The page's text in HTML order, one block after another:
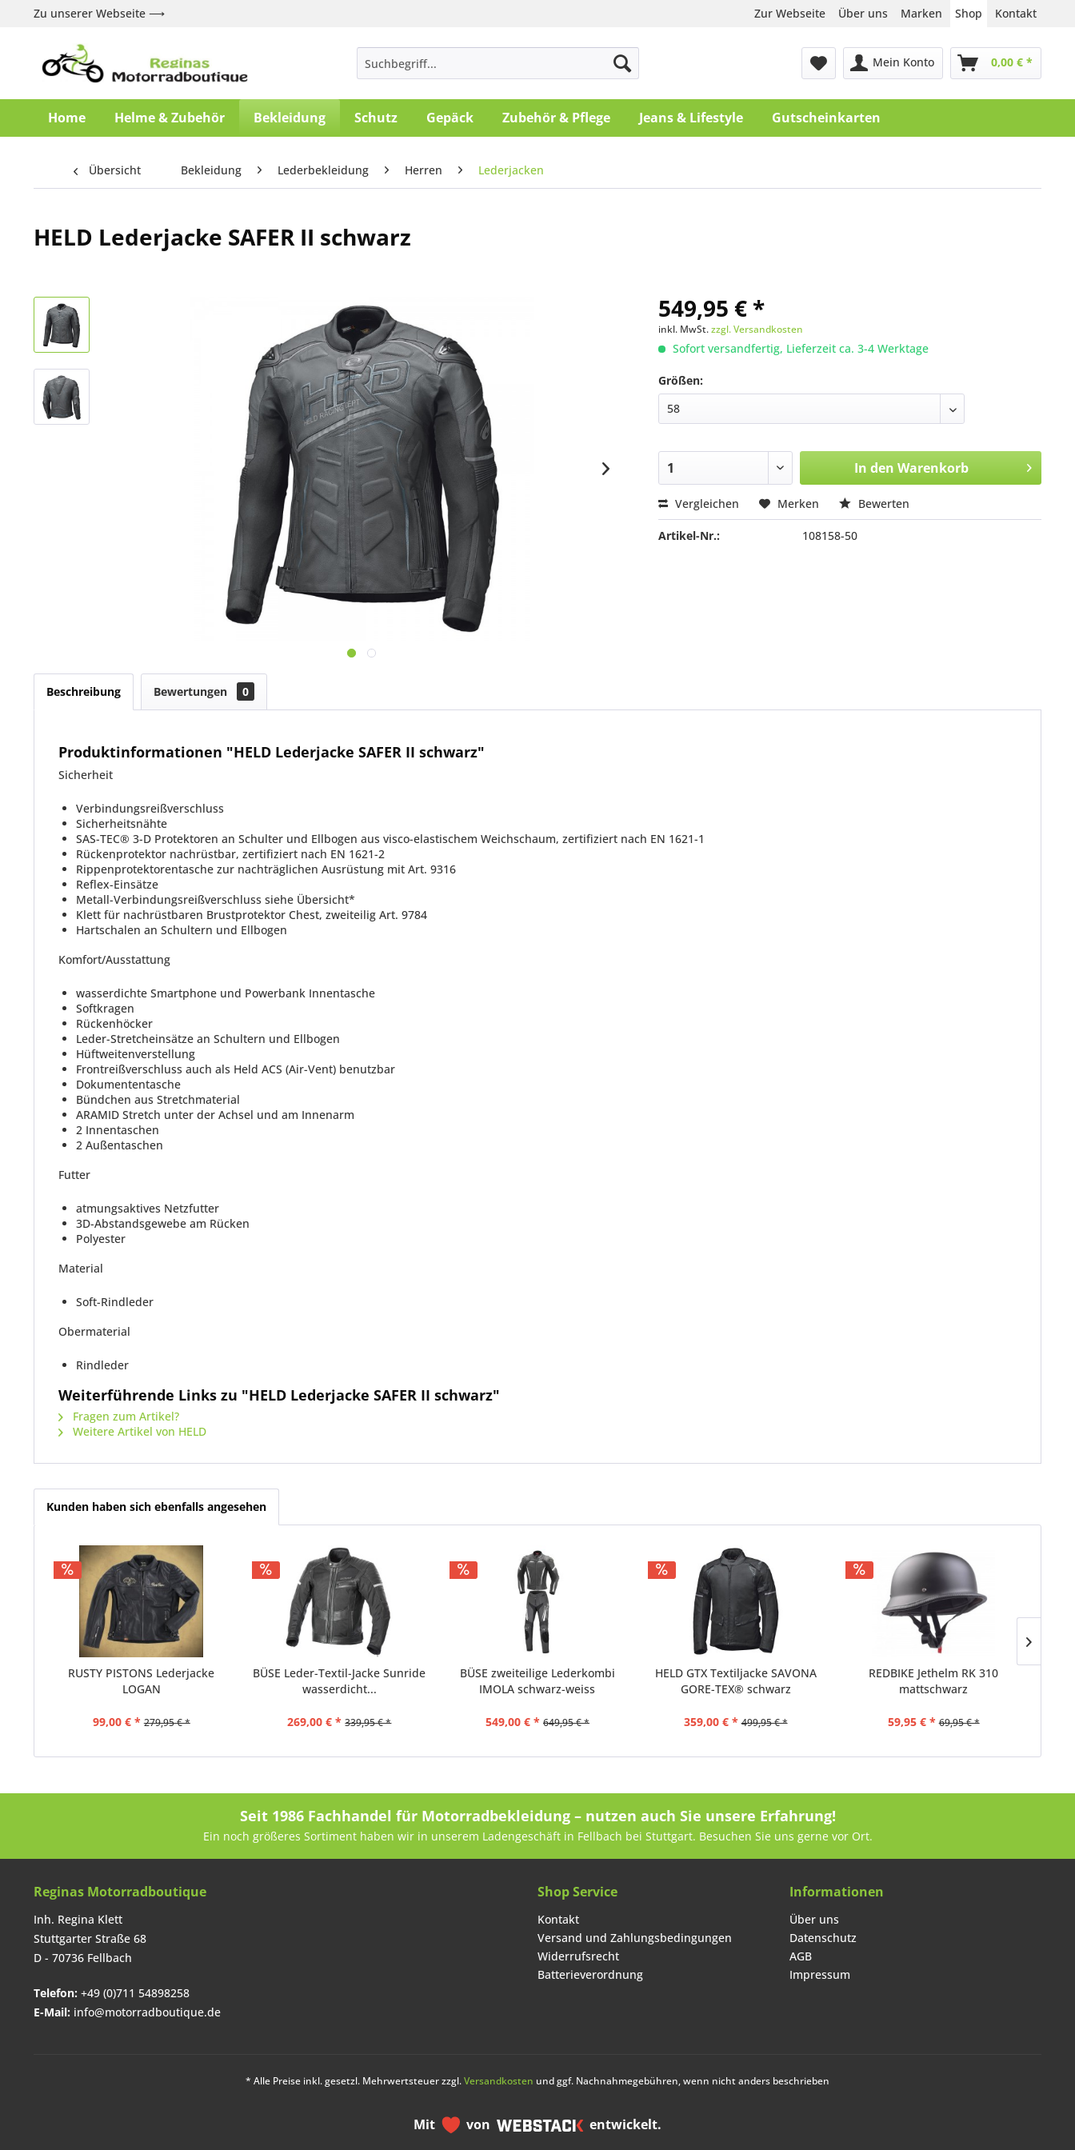
Zu unserer Webseite ⟶ Zur Webseite Über uns Marken Shop Kontakt
Mein Konto 0,00 € *
Home Helme & Zubehör Bekleidung Schutz Gepäck Zubehör & Pflege Jeans & Lifestyle Gutscheinkarten
Übersicht Bekleidung Lederbekleidung Herren Lederjacken
HELD Lederjacke SAFER II schwarz
549,95 € *
inkl. MwSt.zzgl. Versandkosten
Sofort versandfertig, Lieferzeit ca. 3-4 Werktage
Größen:
In den Warenkorb
Vergleichen Merken Bewerten
Artikel-Nr.: 108158-50
Beschreibung Bewertungen 0
Produktinformationen "HELD Lederjacke SAFER II schwarz"
Sicherheit
Verbindungsreißverschluss
Sicherheitsnähte
SAS-TEC® 3-D Protektoren an Schulter und Ellbogen aus visco-elastischem Weichschaum, zertifiziert nach EN 1621-1
Rückenprotektor nachrüstbar, zertifiziert nach EN 1621-2
Rippenprotektorentasche zur nachträglichen Ausrüstung mit Art. 9316
Reflex-Einsätze
Metall-Verbindungsreißverschluss siehe Übersicht*
Klett für nachrüstbaren Brustprotektor Chest, zweiteilig Art. 9784
Hartschalen an Schultern und Ellbogen
Komfort/Ausstattung
wasserdichte Smartphone und Powerbank Innentasche
Softkragen
Rückenhöcker
Leder-Stretcheinsätze an Schultern und Ellbogen
Hüftweitenverstellung
Frontreißverschluss auch als Held ACS (Air-Vent) benutzbar
Dokumententasche
Bündchen aus Stretchmaterial
ARAMID Stretch unter der Achsel und am Innenarm
2 Innentaschen
2 Außentaschen
Futter
atmungsaktives Netzfutter
3D-Abstandsgewebe am Rücken
Polyester
Material
Soft-Rindleder
Obermaterial
Rindleder
Weiterführende Links zu "HELD Lederjacke SAFER II schwarz"
Fragen zum Artikel?
Weitere Artikel von HELD
Kunden haben sich ebenfalls angesehen
RUSTY PISTONS Lederjacke
LOGAN
99,00 € * 279,95 € *
BÜSE Leder-Textil-Jacke Sunride
wasserdicht...
269,00 € * 339,95 € *
BÜSE zweiteilige Lederkombi
IMOLA schwarz-weiss
549,00 € * 649,95 € *
HELD GTX Textiljacke SAVONA
GORE-TEX® schwarz
359,00 € * 499,95 € *
REDBIKE Jethelm RK 310
mattschwarz
59,95 € * 69,95 € *
Seit 1986 Fachhandel für Motorradbekleidung – nutzen auch Sie unsere Erfahrung!
Ein noch größeres Sortiment haben wir in unserem Ladengeschäft in Fellbach bei Stuttgart. Besuchen Sie uns gerne vor Ort.
Reginas Motorradboutique
Inh. Regina Klett
Stuttgarter Straße 68
D - 70736 Fellbach
Telefon: +49 (0)711 54898258
E-Mail: info@motorradboutique.de
Shop Service
Kontakt
Versand und Zahlungsbedingungen
Widerrufsrecht
Batterieverordnung
Informationen
Über uns
Datenschutz
AGB
Impressum
* Alle Preise inkl. gesetzl. Mehrwertsteuer zzgl.Versandkosten und ggf. Nachnahmegebühren, wenn nicht anders beschrieben
Mit von entwickelt.